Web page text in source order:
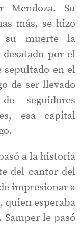
Mendoza. Su
más, se hizo
su muerte la
por el
sepultado en el
de ser llevado
seguidores
esa capital
a la historia
del cantor del
impresionar a
esperaba
Samper le pasó